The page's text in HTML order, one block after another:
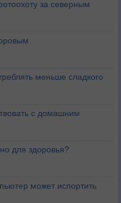
за северным
меньше сладкого
с домашним
для здоровья?
может испортить